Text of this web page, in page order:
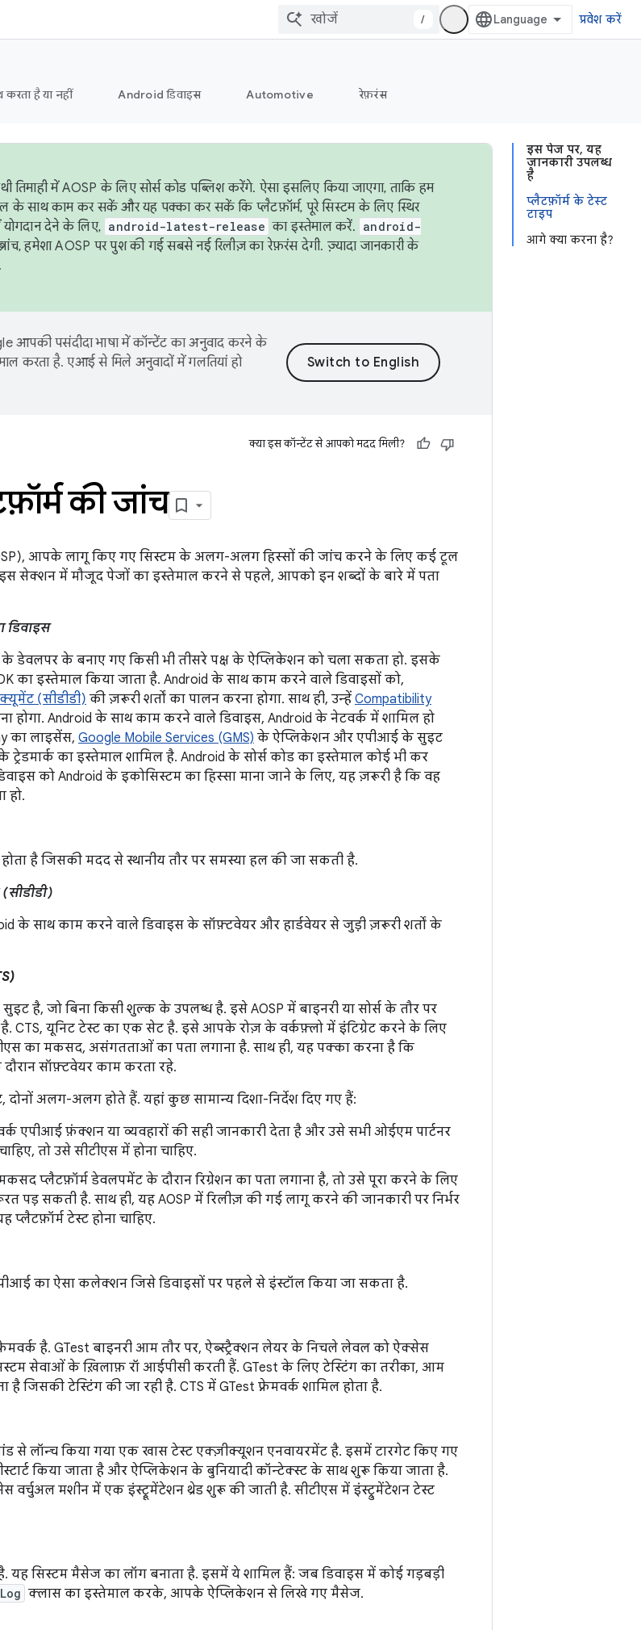
/ प्रवेश करें
करता है या नहीं Android डिवाइस Automotive रेफ़रंस
इस पेज पर, यह
जानकारी उपलब्ध
है
प्लैटफ़ॉर्म के टेस्ट
टाइप
आगे क्या करना है?
तिमाही में AOSP के लिए सोर्स कोड पब्लिश करेंगे. ऐसा इसलिए किया जाएगा, ताकि हम
के साथ काम कर सकें और यह पक्का कर सकें कि प्लैटफ़ॉर्म, पूरे सिस्टम के लिए स्थिर
देने के लिए, android-latest-release का इस्तेमाल करें. android-
हमेशा AOSP पर पुश की गई सबसे नई रिलीज़ का रेफ़रंस देगी. ज़्यादा जानकारी के
आपकी पसंदीदा भाषा में कॉन्टेंट का अनुवाद करने के
करता है. एआई से मिले अनुवादों में गलतियां हो
क्या इस कॉन्टेंट से आपको मदद मिली?
की जांच
आपके लागू किए गए सिस्टम के अलग-अलग हिस्सों की जांच करने के लिए कई टूल
सेक्शन में मौजूद पेजों का इस्तेमाल करने से पहले, आपको इन शब्दों के बारे में पता
डिवाइस
के डेवलपर के बनाए गए किसी भी तीसरे पक्ष के ऐप्लिकेशन को चला सकता हो. इसके
का इस्तेमाल किया जाता है. Android के साथ काम करने वाले डिवाइसों को,
(सीडीडी) की ज़रूरी शर्तों का पालन करना होगा. साथ ही, उन्हें Compatibility
होगा. Android के साथ काम करने वाले डिवाइस, Android के नेटवर्क में शामिल हो
का लाइसेंस, Google Mobile Services (GMS) के ऐप्लिकेशन और एपीआई के सुइट
का इस्तेमाल शामिल है. Android के सोर्स कोड का इस्तेमाल कोई भी कर
को Android के इकोसिस्टम का हिस्सा माना जाने के लिए, यह ज़रूरी है कि वह
हो.
है जिसकी मदद से स्थानीय तौर पर समस्या हल की जा सकती है.
के साथ काम करने वाले डिवाइस के सॉफ़्टवेयर और हार्डवेयर से जुड़ी ज़रूरी शर्तों के
है, जो बिना किसी शुल्क के उपलब्ध है. इसे AOSP में बाइनरी या सोर्स के तौर पर
CTS, यूनिट टेस्ट का एक सेट है. इसे आपके रोज़ के वर्कफ़्लो में इंटिग्रेट करने के लिए
का मकसद, असंगतताओं का पता लगाना है. साथ ही, यह पक्का करना है कि
सॉफ़्टवेयर काम करता रहे.
दोनों अलग-अलग होते हैं. यहां कुछ सामान्य दिशा-निर्देश दिए गए हैं:
एपीआई फ़ंक्शन या व्यवहारों की सही जानकारी देता है और उसे सभी ओईएम पार्टनर
तो उसे सीटीएस में होना चाहिए.
प्लैटफ़ॉर्म डेवलपमेंट के दौरान रिग्रेशन का पता लगाना है, तो उसे पूरा करने के लिए
पड़ सकती है. साथ ही, यह AOSP में रिलीज़ की गई लागू करने की जानकारी पर निर्भर
टेस्ट होना चाहिए.
का ऐसा कलेक्शन जिसे डिवाइसों पर पहले से इंस्टॉल किया जा सकता है.
है. GTest बाइनरी आम तौर पर, ऐब्स्ट्रैक्शन लेयर के निचले लेवल को ऐक्सेस
सेवाओं के ख़िलाफ़ रॉ आईपीसी करती हैं. GTest के लिए टेस्टिंग का तरीका, आम
है जिसकी टेस्टिंग की जा रही है. CTS में GTest फ़्रेमवर्क शामिल होता है.
से लॉन्च किया गया एक खास टेस्ट एक्ज़ीक्यूशन एनवायरमेंट है. इसमें टारगेट किए गए
किया जाता है और ऐप्लिकेशन के बुनियादी कॉन्टेक्स्ट के साथ शुरू किया जाता है.
वर्चुअल मशीन में एक इंस्ट्रूमेंटेशन थ्रेड शुरू की जाती है. सीटीएस में इंस्ट्रुमेंटेशन टेस्ट
सिस्टम मैसेज का लॉग बनाता है. इसमें ये शामिल हैं: जब डिवाइस में कोई गड़बड़ी
Log क्लास का इस्तेमाल करके, आपके ऐप्लिकेशन से लिखे गए मैसेज.